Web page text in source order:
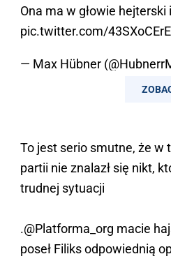
Ona ma w głowie
pic.twitter.com/
— Max Hübner
To jest serio smutne, że w
partii nie znalazł się nikt,
trudnej sytuacji
.@Platforma_org macie
poseł Filiks odpowiednią